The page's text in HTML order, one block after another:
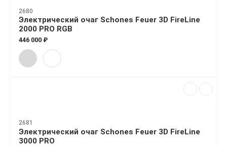
2680
Электрический очаг Schones Feuer 3D FireLine
2000 PRO RGB
446 000 ₽
2681
Электрический очаг Schones Feuer 3D FireLine
3000 PRO